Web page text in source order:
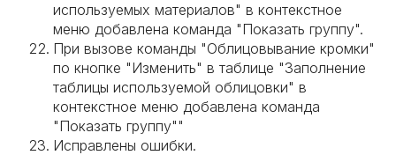
используемых материалов" в контекстное
меню добавлена команда "Показать группу".
При вызове команды "Облицовывание кромки"
по кнопке "Изменить" в таблице "Заполнение
таблицы используемой облицовки" в
контекстное меню добавлена команда
"Показать группу""
Исправлены ошибки.